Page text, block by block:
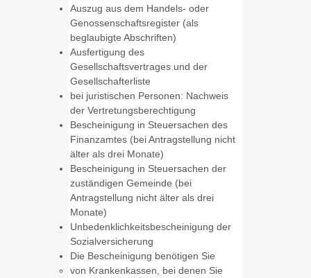
Auszug aus dem Handels- oder
Genossenschaftsregister (als
beglaubigte Abschriften)
Ausfertigung des
Gesellschaftsvertrages und der
Gesellschafterliste
bei juristischen Personen: Nachweis
der Vertretungsberechtigung
Bescheinigung in Steuersachen des
Finanzamtes (bei Antragstellung nicht
älter als drei Monate)
Bescheinigung in Steuersachen der
zuständigen Gemeinde (bei
Antragstellung nicht älter als drei
Monate)
Unbedenklichkeitsbescheinigung der
Sozialversicherung
Die Bescheinigung benötigen Sie
von Krankenkassen, bei denen Sie